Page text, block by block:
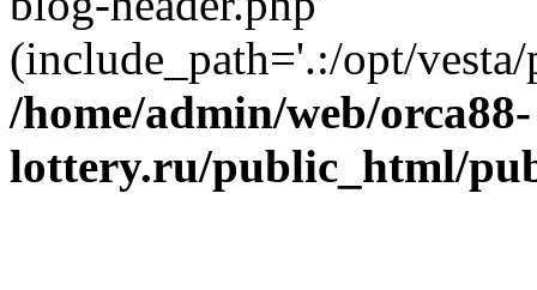
(include_path='.:/opt/
/home/admin/web/orca88-
lottery.ru/public_html/